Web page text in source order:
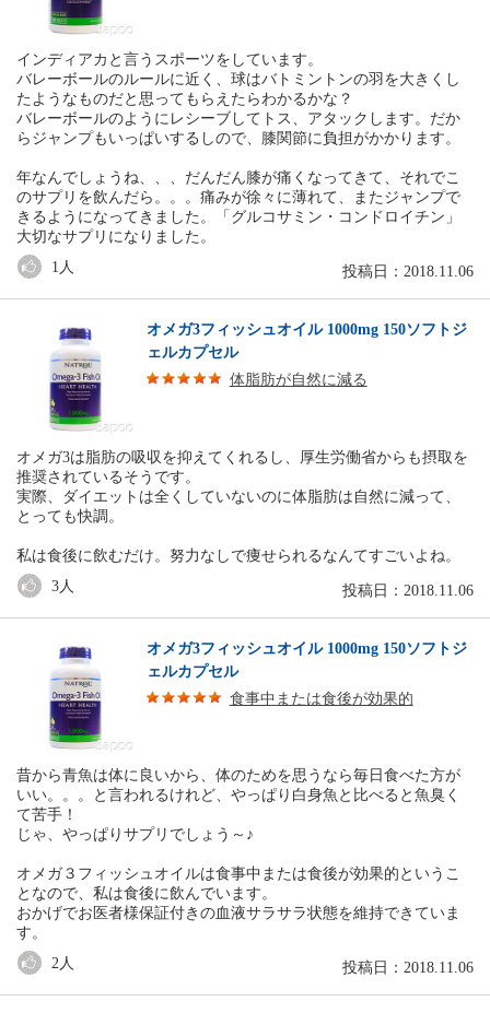
インディアカと言うスポーツをしています。
バレーボールのルールに近く、球はバトミントンの羽を大きくし
たようなものだと思ってもらえたらわかるかな？
バレーボールのようにレシーブしてトス、アタックします。だか
らジャンプもいっぱいするしので、膝関節に負担がかかります。
年なんでしょうね、、、だんだん膝が痛くなってきて、それでこ
のサプリを飲んだら。。。痛みが徐々に薄れて、またジャンプで
きるようになってきました。「グルコサミン・コンドロイチン」
大切なサプリになりました。
投稿日：2018.11.06
1 人
オメガ3フィッシュオイル 1000mg 150ソフトジ
ェルカプセル
体脂肪が自然に減る
オメガ3は脂肪の吸収を抑えてくれるし、厚生労働省からも摂取を
推奨されているそうです。
実際、ダイエットは全くしていないのに体脂肪は自然に減って、
とっても快調。
私は食後に飲むだけ。努力なしで痩せられるなんてすごいよね。
投稿日：2018.11.06
3 人
オメガ3フィッシュオイル 1000mg 150ソフトジ
ェルカプセル
食事中または食後が効果的
昔から青魚は体に良いから、体のためを思うなら毎日食べた方が
いい。。。と言われるけれど、やっぱり白身魚と比べると魚臭く
て苦手！
じゃ、やっぱりサプリでしょう～♪
オメガ３フィッシュオイルは食事中または食後が効果的というこ
となので、私は食後に飲んでいます。
おかげでお医者様保証付きの血液サラサラ状態を維持できていま
す。
投稿日：2018.11.06
2人